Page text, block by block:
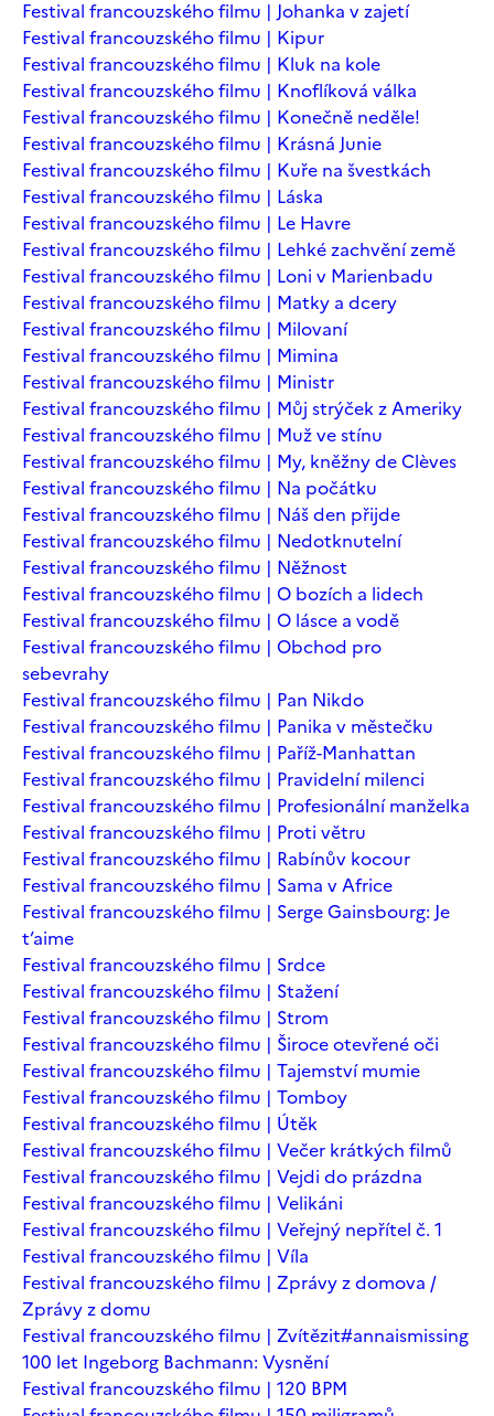
Festival francouzského filmu | Johanka v zajetí
Festival francouzského filmu | Kipur
Festival francouzského filmu | Kluk na kole
Festival francouzského filmu | Knoflíková válka
Festival francouzského filmu | Konečně neděle!
Festival francouzského filmu | Krásná Junie
Festival francouzského filmu | Kuře na švestkách
Festival francouzského filmu | Láska
Festival francouzského filmu | Le Havre
Festival francouzského filmu | Lehké zachvění země
Festival francouzského filmu | Loni v Marienbadu
Festival francouzského filmu | Matky a dcery
Festival francouzského filmu | Milovaní
Festival francouzského filmu | Mimina
Festival francouzského filmu | Ministr
Festival francouzského filmu | Můj strýček z Ameriky
Festival francouzského filmu | Muž ve stínu
Festival francouzského filmu | My, kněžny de Clèves
Festival francouzského filmu | Na počátku
Festival francouzského filmu | Náš den přijde
Festival francouzského filmu | Nedotknutelní
Festival francouzského filmu | Něžnost
Festival francouzského filmu | O bozích a lidech
Festival francouzského filmu | O lásce a vodě
Festival francouzského filmu | Obchod pro
sebevrahy
Festival francouzského filmu | Pan Nikdo
Festival francouzského filmu | Panika v městečku
Festival francouzského filmu | Paříž-Manhattan
Festival francouzského filmu | Pravidelní milenci
Festival francouzského filmu | Profesionální manželka
Festival francouzského filmu | Proti větru
Festival francouzského filmu | Rabínův kocour
Festival francouzského filmu | Sama v Africe
Festival francouzského filmu | Serge Gainsbourg: Je
t’aime
Festival francouzského filmu | Srdce
Festival francouzského filmu | Stažení
Festival francouzského filmu | Strom
Festival francouzského filmu | Široce otevřené oči
Festival francouzského filmu | Tajemství mumie
Festival francouzského filmu | Tomboy
Festival francouzského filmu | Útěk
Festival francouzského filmu | Večer krátkých filmů
Festival francouzského filmu | Vejdi do prázdna
Festival francouzského filmu | Velikáni
Festival francouzského filmu | Veřejný nepřítel č. 1
Festival francouzského filmu | Víla
Festival francouzského filmu | Zprávy z domova /
Zprávy z domu
Festival francouzského filmu | Zvítězit#annaismissing
100 let Ingeborg Bachmann: Vysnění
Festival francouzského filmu | 120 BPM